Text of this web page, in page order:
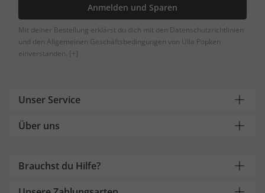
Anmelden und Sparen
Mit deiner Bestellung erklärst du dich mit den Datenschutzrichtlinien
und den Allgemeinen Geschäftsbedingungen von Ulla Popken
einverstanden. [+]
Unser Service
Über uns
Brauchst du Hilfe?